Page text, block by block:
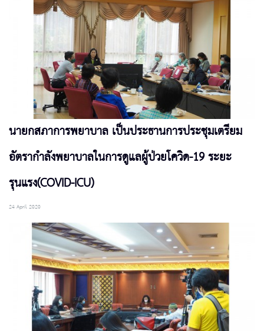
นายกสภาการพยาบาล เป็นประธานการประชุมเตรียม
อัตรากำลังพยาบาลในการดูแลผู้ป่วยโควิด-19 ระยะ
รุนแรง(COVID-ICU)
24 April 2020